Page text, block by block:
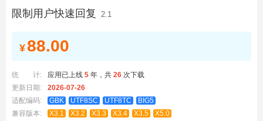
限制用户快速回复 2.1
¥ 88.00
统 计: 应用已上线 5 年， 共 26 次下载
更新日期:
2026-07-26
适配编码:
GBK UTF8SC UTF8TC
BIG5
兼容版本:
X3.1 X3.2 X3.3 X3.4 X3.5
X5.0